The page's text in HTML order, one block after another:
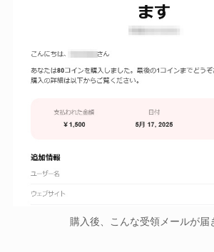
購入後、こんな受領メールが届